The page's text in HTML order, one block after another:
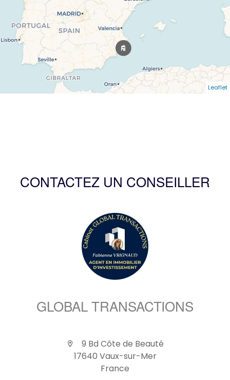
Leaflet
CONTACTEZ UN CONSEILLER
GLOBAL TRANSACTIONS
9 Bd Côte de Beauté
17640 Vaux-sur-Mer
France